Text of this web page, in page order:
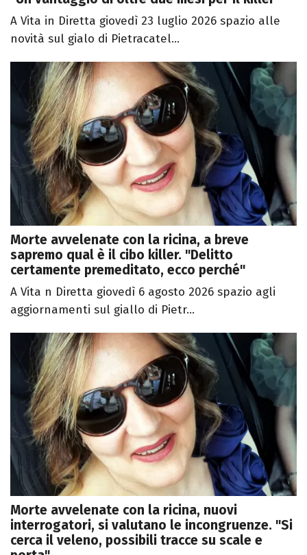
A Vita in Diretta giovedì 23 luglio 2026 spazio alle
novità sul gialo di Pietracatel...
Morte avvelenate con la ricina, a breve
sapremo qual è il cibo killer. "Delitto
certamente premeditato, ecco perché"
A Vita n Diretta giovedì 6 agosto 2026 spazio agli
aggiornamenti sul giallo di Pietr...
Morte avvelenate con la ricina, nuovi
interrogatori, si valutano le incongruenze. "Si
cerca il veleno, possibili tracce su scale e